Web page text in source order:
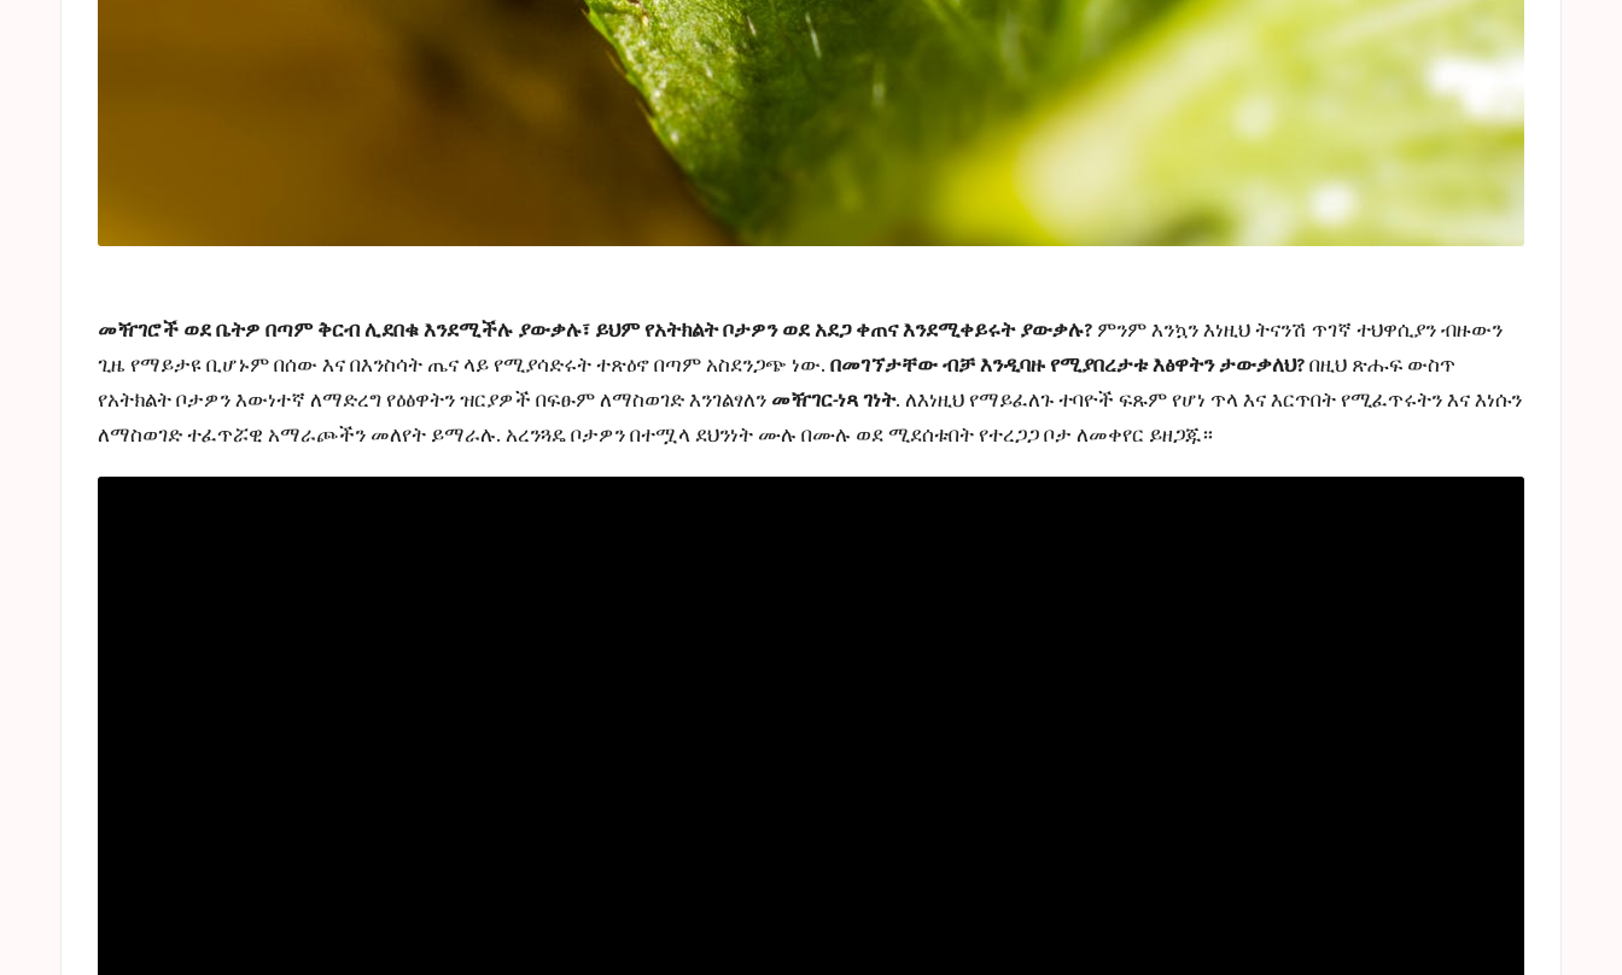
መዥገሮች ወደ ቤትዎ በጣም ቅርብ ሊደበቁ እንደሚችሉ ያውቃሉ፣ ይህም የአትክልት ቦታዎን ወደ አደጋ ቀጠና እንደሚቀይሩት ያውቃሉ? ምንም እንኳን እነዚህ ትናንሽ ጥገኛ ተህዋሲያን ብዙውን
ጊዜ የማይታዩ ቢሆኑም በሰው እና በእንስሳት ጤና ላይ የሚያሳድሩት ተጽዕኖ በጣም አስደንጋጭ ነው. በመገኘታቸው ብቻ እንዲባዙ የሚያበረታቱ እፅዋትን ታውቃለህ? በዚህ ጽሑፍ ውስጥ
የአትክልት ቦታዎን እውነተኛ ለማድረግ የዕፅዋትን ዝርያዎች በፍፁም ለማስወገድ እንገልፃለን መዥገር-ነጻ ገነት. ለእነዚህ የማይፈለጉ ተባዮች ፍጹም የሆነ ጥላ እና እርጥበት የሚፈጥሩትን እና እነሱን
ለማስወገድ ተፈጥሯዊ አማራጮችን መለየት ይማራሉ. አረንጓዴ ቦታዎን በተሟላ ደህንነት ሙሉ በሙሉ ወደ ሚደሰቱበት የተረጋጋ ቦታ ለመቀየር ይዘጋጁ።